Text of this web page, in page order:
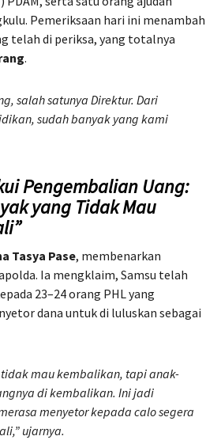
Pemeriksaan hari ini menambah
telah di periksa, yang totalnya
.
salah satunya Direktur. Dari
sudah banyak yang kami
Pengembalian Uang:
yang Tidak Mau
Tasya Pase, membenarkan
Ia mengklaim, Samsu telah
23–24 orang PHL yang
dana untuk di luluskan sebagai
mau kembalikan, tapi anak-
di kembalikan. Ini jadi
menyetor kepada calo segera
ujarnya.